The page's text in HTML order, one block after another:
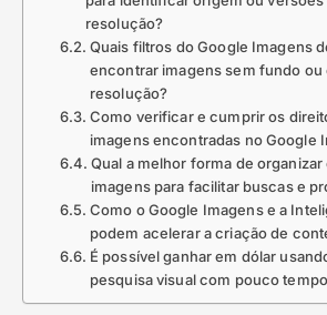
resolução?
Quais filtros do Google Imagens
encontrar imagens sem fundo ou
resolução?
Como verificar e cumprir os
imagens encontradas no Google
Qual a melhor forma de organizar
imagens para facilitar buscas e
Como o Google Imagens e a
podem acelerar a criação de
É possível ganhar em dólar
pesquisa visual com pouco